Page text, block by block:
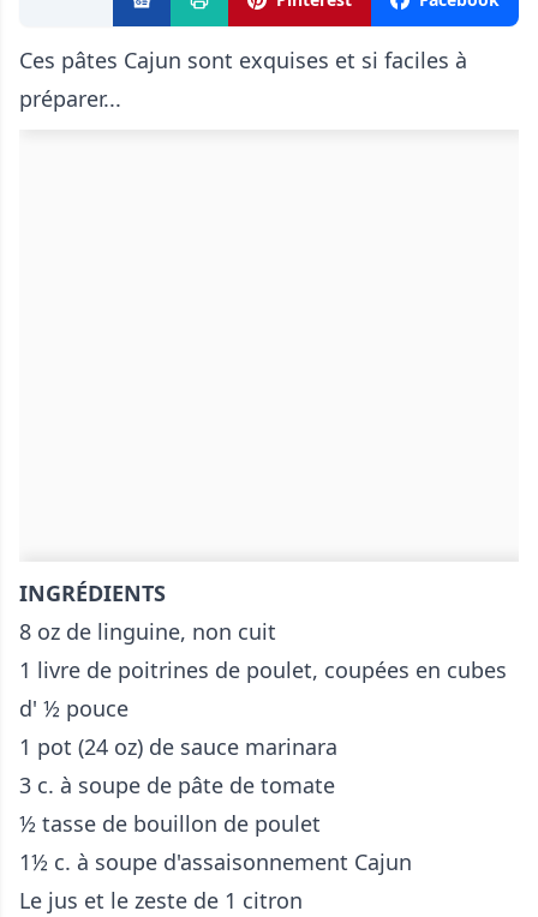
Ces pâtes Cajun sont exquises et si faciles à
préparer...
INGRÉDIENTS
8 oz de linguine, non cuit
1 livre de poitrines de poulet, coupées en cubes
d' ½ pouce
1 pot (24 oz) de sauce marinara
3 c. à soupe de pâte de tomate
½ tasse de bouillon de poulet
1½ c. à soupe d'assaisonnement Cajun
Le jus et le zeste de 1 citron